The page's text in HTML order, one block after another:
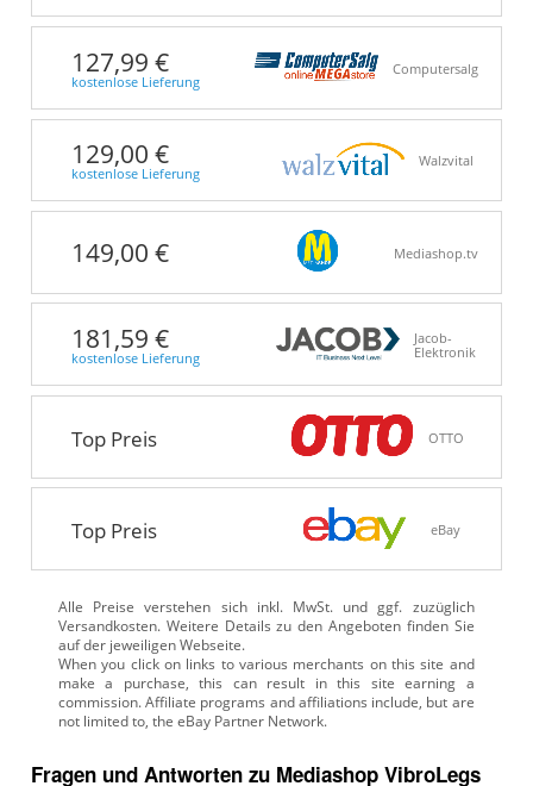
127,99 €
kostenlose Lieferung
Computersalg
129,00 €
kostenlose Lieferung
Walzvital
149,00 € Mediashop.tv
181,59 €
kostenlose Lieferung
Jacob-
Elektronik
Top Preis OTTO
Top Preis eBay
Alle Preise verstehen sich inkl. MwSt. und ggf. zuzüglich
Versandkosten. Weitere Details zu den Angeboten finden Sie
auf der jeweiligen Webseite.
Fragen und Antworten zu Mediashop VibroLegs